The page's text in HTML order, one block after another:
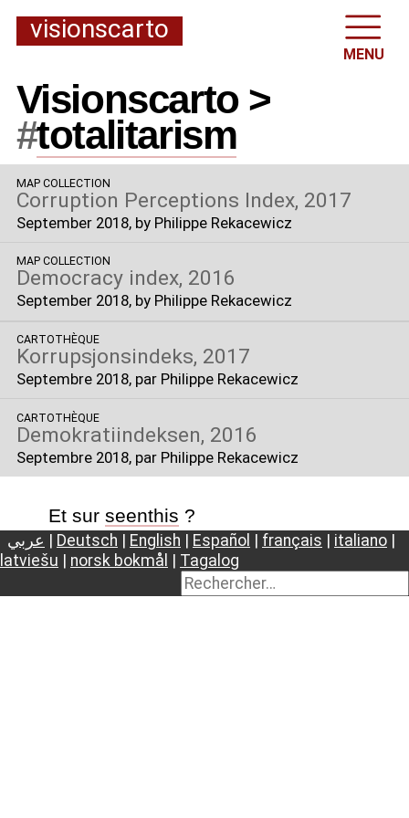
visionscarto
MENU
Visionscarto >
#totalitarism
MAP COLLECTION
Corruption Perceptions Index, 2017
September 2018, by Philippe Rekacewicz
MAP COLLECTION
Democracy index, 2016
September 2018, by Philippe Rekacewicz
CARTOTHÈQUE
Korrupsjonsindeks, 2017
Septembre 2018, par Philippe Rekacewicz
CARTOTHÈQUE
Demokratiindeksen, 2016
Septembre 2018, par Philippe Rekacewicz
Et sur seenthis ?
عربي Deutsch English Español français italiano
latviešu
norsk bokmål Tagalog